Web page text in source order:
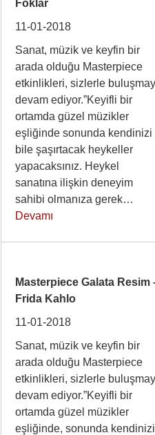
Foklar
11-01-2018
Sanat, müzik ve keyfin bir
arada olduğu Masterpiece
etkinlikleri, sizlerle
devam ediyor.”Keyifli bir
ortamda güzel müzikler
eşliğinde sonunda kendinizi
bile şaşırtacak heykeller
yapacaksınız. Heykel
sanatına ilişkin deneyim
sahibi olmanıza gerek…
Devamı
Masterpiece Galata Resim
Frida Kahlo
11-01-2018
Sanat, müzik ve keyfin bir
arada olduğu Masterpiece
etkinlikleri, sizlerle
devam ediyor.”Keyifli bir
ortamda güzel müzikler
eşliğinde, sonunda kendinizi